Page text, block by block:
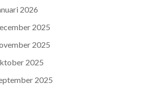
2026
2025
2025
2025
2025